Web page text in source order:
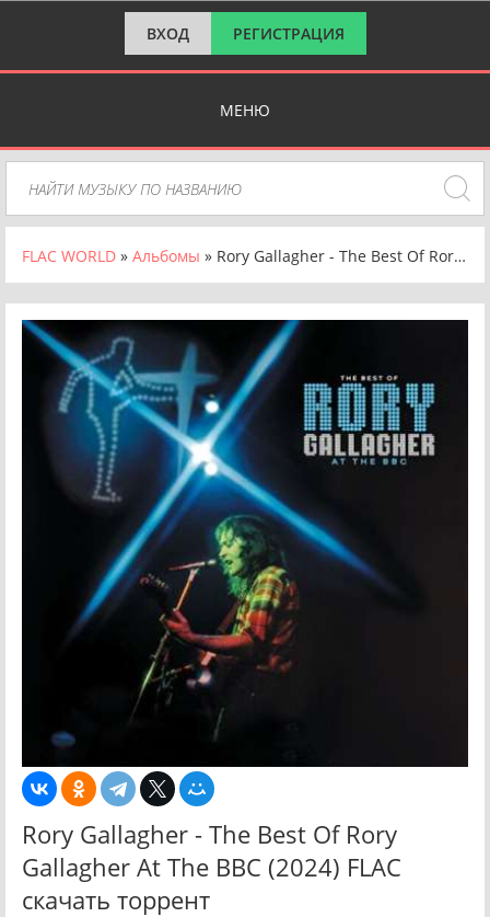
ВХОД РЕГИСТРАЦИЯ
МЕНЮ
FLAC WORLD » Альбомы » Rory Gallagher - The Best Of Rory Gallagher At The BBC (2024) FLAC
Rory Gallagher - The Best Of Rory
Gallagher At The BBC (2024) FLAC
скачать торрент